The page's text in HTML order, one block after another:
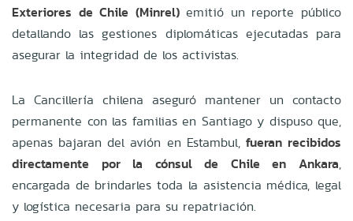
Exteriores de Chile (Minrel)emitió un reporte público
detallando las gestiones diplomáticas ejecutadas para
asegurar la integridad de los activistas.
La Cancillería chilena aseguró mantener un contacto
permanente con las familias en Santiago y dispuso que,
apenas bajaran del avión en Estambul, fueran recibidos
directamente por la cónsul de Chile en Ankara,
encargada de brindarles toda la asistencia médica, legal
y logística necesaria para su repatriación.